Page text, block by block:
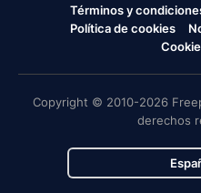
Términos y
Política de cookies
Copyright © 2010-2026
derechos